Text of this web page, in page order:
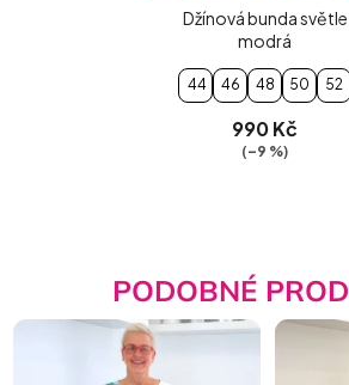
Džínová bunda světle
modrá
44 46 48 50 52
990 Kč
(–9 %)
PODOBNÉ